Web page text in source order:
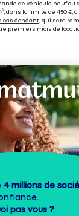
de véhicule neuf ou
dans la limite de 450 €, à
cas échéant, qui sera
premiers mois de
4 millions de
pas vous ?